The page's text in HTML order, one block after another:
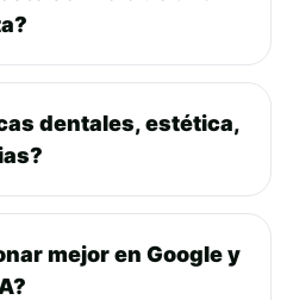
dentales, estética,
mejor en Google y